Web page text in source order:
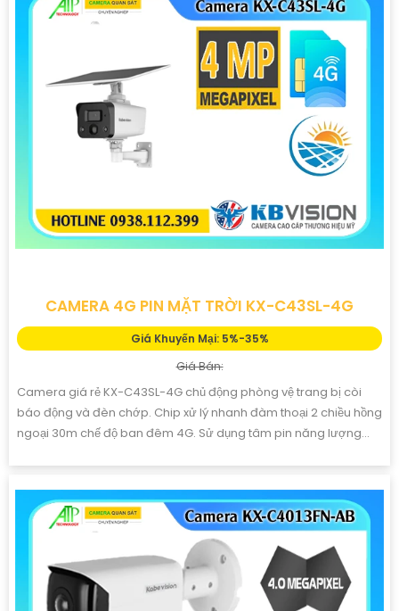
CAMERA 4G PIN MẶT TRỜI KX-C43SL-4G
Giá Khuyến Mại: 5%-35%
Giá Bán:
Camera giá rẻ KX-C43SL-4G chủ động phòng vệ trang bị còi
báo động và đèn chớp. Chip xử lý nhanh đàm thoại 2 chiều hồng
ngoại 30m chế độ ban đêm 4G. Sử dụng tâm pin năng lượng...